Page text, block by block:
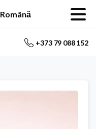
Română
+373 79 088 152